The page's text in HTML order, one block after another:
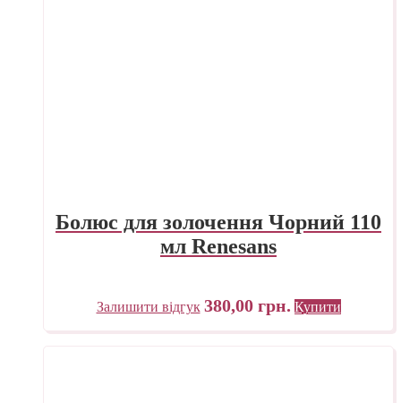
Болюс для золочення Чорний 110
мл Renesans
Залишити відгук 380,00 грн. Купити